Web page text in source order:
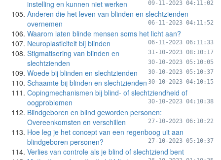
instelling en kunnen niet werken
09-11-2023 04:11:02
Anderen die het leven van blinden en slechtzienden
overnemen
06-11-2023 04:11:52
Waarom laten blinde mensen soms het licht aan?
06-11-2023 06:11:33
Neuroplasticiteit bij blinden
31-10-2023 08:10:17
Stigmatisering van blinden en
slechtzienden
30-10-2023 05:10:05
Woede bij blinden en slechtzienden 30-10-2023 05:10:37
Schaamte bij blinden en slechtzienden 30-10-2023 04:10:15
Copingmechanismen bij blind- of slechtziendheid of
oogproblemen
30-10-2023 04:10:38
Blindgeboren en blind geworden personen:
Overeenkomsten en verschillen
27-10-2023 06:10:22
Hoe leg je het concept van een regenboog uit aan
blindgeboren personen?
27-10-2023 05:10:37
Verlies van controle als je blind of slechtziend bent